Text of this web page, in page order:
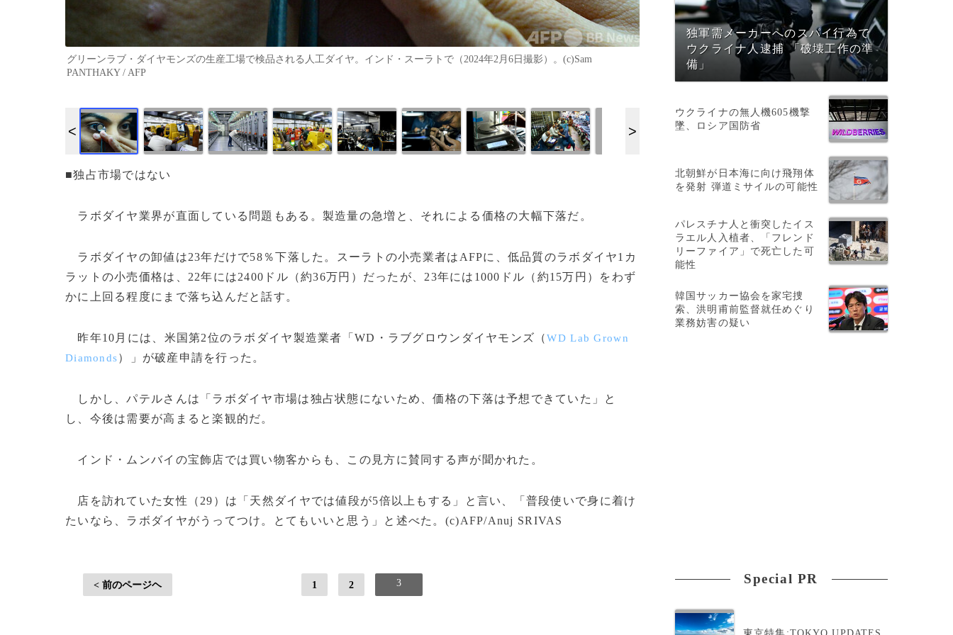
グリーンラブ・ダイヤモンズの生産工場で検品される人工ダイヤ。インド・スーラトで（2024年2月6日撮影）。(c)Sam
PANTHAKY / AFP
■独占市場ではない
ラボダイヤ業界が直面している問題もある。製造量の急増と、それによる価格の大幅下落だ。
ラボダイヤの卸値は23年だけで58％下落した。スーラトの小売業者はAFPに、低品質のラボダイヤ1カ
ラットの小売価格は、22年には2400ドル（約36万円）だったが、23年には1000ドル（約15万円）をわず
かに上回る程度にまで落ち込んだと話す。
昨年10月には、米国第2位のラボダイヤ製造業者「WD・ラブグロウンダイヤモンズ（WD Lab Grown
Diamonds）」が破産申請を行った。
しかし、パテルさんは「ラボダイヤ市場は独占状態にないため、価格の下落は予想できていた」と
し、今後は需要が高まると楽観的だ。
インド・ムンバイの宝飾店では買い物客からも、この見方に賛同する声が聞かれた。
店を訪れていた女性（29）は「天然ダイヤでは値段が5倍以上もする」と言い、「普段使いで身に着け
たいなら、ラボダイヤがうってつけ。とてもいいと思う」と述べた。(c)AFP/Anuj SRIVAS
< 前のページヘ 1 2 3
独軍需メーカーへのスパイ行為で
ウクライナ人逮捕 「破壊工作の準
備」
ウクライナの無人機605機撃
墜、ロシア国防省
北朝鮮が日本海に向け飛翔体
を発射 弾道ミサイルの可能性
パレスチナ人と衝突したイス
ラエル人入植者、「フレンド
リーファイア」で死亡した可
能性
韓国サッカー協会を家宅捜
索、洪明甫前監督就任めぐり
業務妨害の疑い
Special PR
東京特集:TOKYO UPDATES